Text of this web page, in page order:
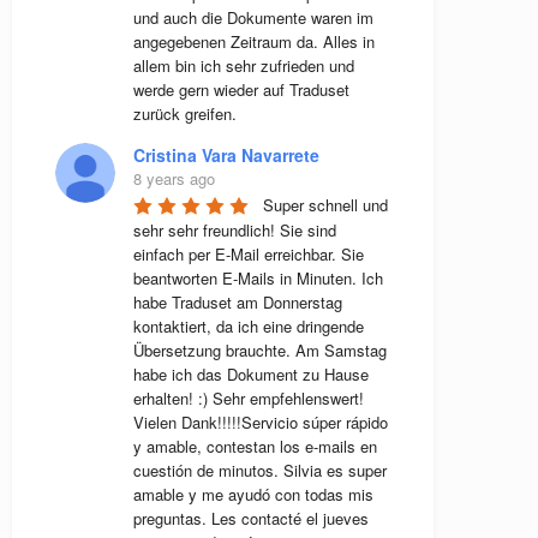
und auch die Dokumente waren im
angegebenen Zeitraum da. Alles in
allem bin ich sehr zufrieden und
werde gern wieder auf Traduset
zurück greifen.
Cristina Vara Navarrete
8 years ago
Super schnell und
sehr sehr freundlich! Sie sind
einfach per E-Mail erreichbar. Sie
beantworten E-Mails in Minuten. Ich
habe Traduset am Donnerstag
kontaktiert, da ich eine dringende
Übersetzung brauchte. Am Samstag
habe ich das Dokument zu Hause
erhalten! :) Sehr empfehlenswert!
Vielen Dank!!!!!Servicio súper rápido
y amable, contestan los e-mails en
cuestión de minutos. Silvia es super
amable y me ayudó con todas mis
preguntas. Les contacté el jueves